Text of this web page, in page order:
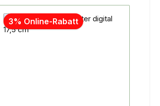
3% Online-Rabatt